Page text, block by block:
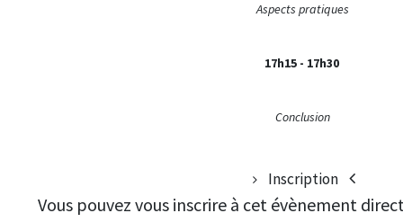
Aspects pratiques
17h15 - 17h30
Conclusion
Inscription
Vous pouvez vous inscrire à cet évènement